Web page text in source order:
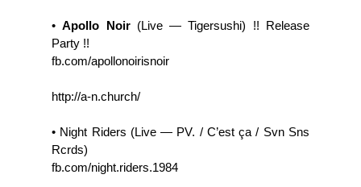
•Apollo Noir(Live — Tigersushi) !! Release
Party !!
fb.com/apollonoirisnoir
http://a-n.church/
• Night Riders (Live — PV. / C’est ça / Svn Sns
Rcrds)
fb.com/night.riders.1984